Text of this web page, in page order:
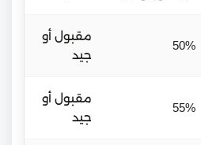
50%
مقبول أو
جيد
55%
مقبول أو
جيد